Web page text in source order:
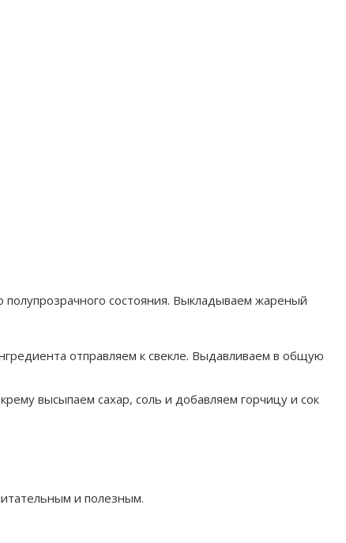
состояния. Выкладываем жареный
отправляем к свекле. Выдавливаем в общую
высыпаем сахар, соль и добавляем горчицу и сок
и полезным.